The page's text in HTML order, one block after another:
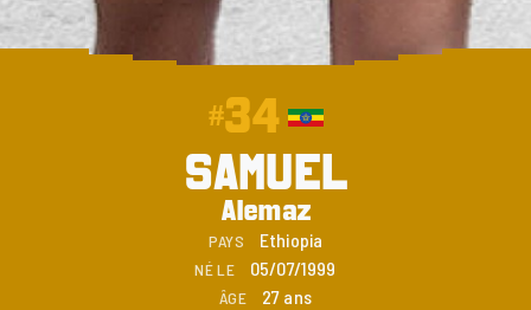
#34
SAMUEL
Alemaz
PAYS Ethiopia
NÉ LE 05/07/1999
ÂGE 27 ans